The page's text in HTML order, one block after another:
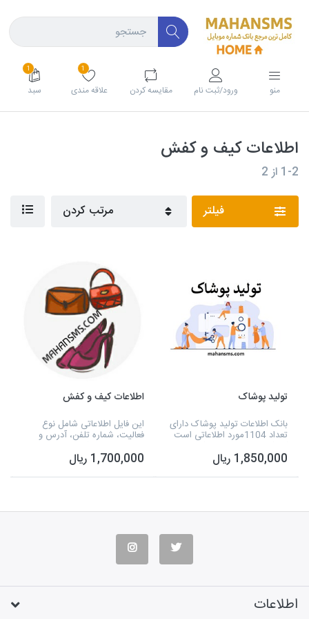
منو ورود/ثبت نام مقايسه كردن
1
علاقه مندی
1
سبد
اطلاعات کیف و کفش
1-2 از2
فیلتر مرتب کردن
تولید پوشاک
بانک اطلاعات تولید پوشاک دارای
تعداد 1104مورد اطلاعاتی است
تلفن، آدرس، نام شرکت و اسامی
مدیران میشود و بصورت اکسل
آماده شده است.
1,850,000 ریال
اطلاعات کیف و کفش
این فایل اطلاعاتی شامل نوع
فعالیت، شماره تلفن، آدرس و
درمورد زیره کفش، کفش ورزشی،
کفش طبی، کفش بچگانه، کیف و
کفش و کمربند، کیف، ساک...
1,700,000 ریال
اطلاعات